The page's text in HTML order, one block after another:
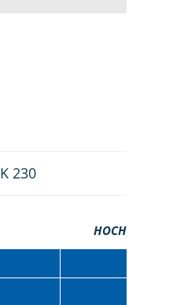
230
HOCH